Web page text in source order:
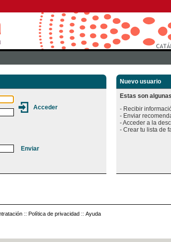
Nuevo usuario
Estas son
- Recibir
- Enviar
- Acceder a la
:: Política de privacidad :: Ayuda